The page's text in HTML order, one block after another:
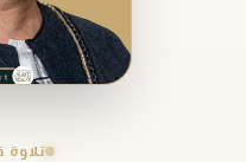
تلاوة